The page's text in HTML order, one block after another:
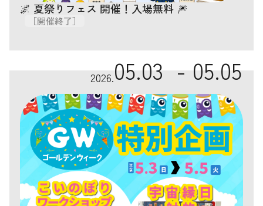
🌌 夏祭りフェス 開催！入場無料 🎆
［開催終了］
2026.05.03 - 05.05